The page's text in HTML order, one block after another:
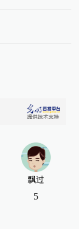
飘过
5